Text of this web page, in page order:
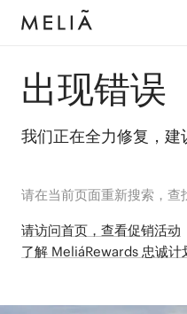
出现错误
我们正在全力修复，建
请在当前页面重新搜索，查
请访问首页，查看促销活动
了解 MeliáRewards 忠诚计